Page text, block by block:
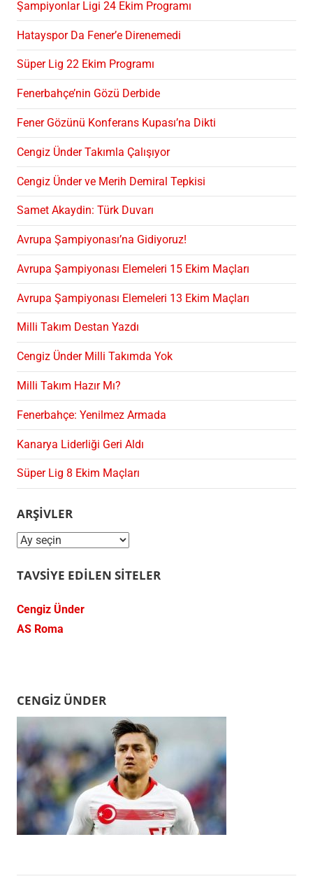
Şampiyonlar Ligi 24 Ekim Programı
Hatayspor Da Fener’e Direnemedi
Süper Lig 22 Ekim Programı
Fenerbahçe’nin Gözü Derbide
Fener Gözünü Konferans Kupası’na Dikti
Cengiz Ünder Takımla Çalışıyor
Cengiz Ünder ve Merih Demiral Tepkisi
Samet Akaydin: Türk Duvarı
Avrupa Şampiyonası’na Gidiyoruz!
Avrupa Şampiyonası Elemeleri 15 Ekim Maçları
Avrupa Şampiyonası Elemeleri 13 Ekim Maçları
Milli Takım Destan Yazdı
Cengiz Ünder Milli Takımda Yok
Milli Takım Hazır Mı?
Fenerbahçe: Yenilmez Armada
Kanarya Liderliği Geri Aldı
Süper Lig 8 Ekim Maçları
ARŞIVLER
Arşivler
TAVSIYE EDILEN SITELER
Cengiz Ünder
AS Roma
CENGIZ ÜNDER